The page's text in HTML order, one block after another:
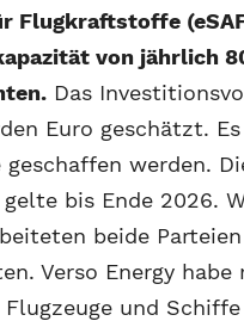
Flugkraftstoffe
von jährlich
Das
Euro geschätzt.
werden.
bis Ende 2026.
beide
Verso Energy
und